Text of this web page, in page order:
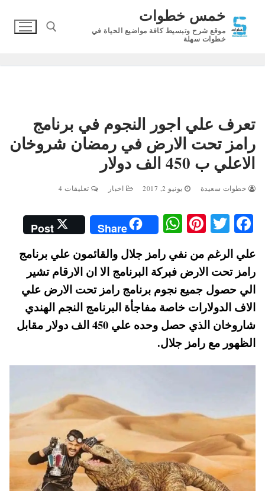
المحتوى
خمس خطوات
موقع شرح وتبسيط كافة مواضيع الحياة في
خطوات سهلة
تعرف علي اجور النجوم في برنامج
رامز تحت الارض في رمضان شروخان
الاعلي ب 450 الف دولار
خطوات سعيدة يونيو 2, 2017 اخبار تعليقات 4
Fa
ce
bo
ok
T
tte
r
Pi
er
es
t
W
ha
ts
A
pp
Share
Post
علي الرغم من نفي رامز جلال والقائمون علي برنامج
رامز تحت الارض فبركة البرنامج الا ان الارقام تشير
الي حصول جميع نجوم برنامج رامز تحت الارض علي
الاف الدولارات خاصة مفاجأة البرنامج النجم الهندي
شاروخان الذي حصل وحده علي 450 الف دولار مقابل
الظهور مع رامز جلال.